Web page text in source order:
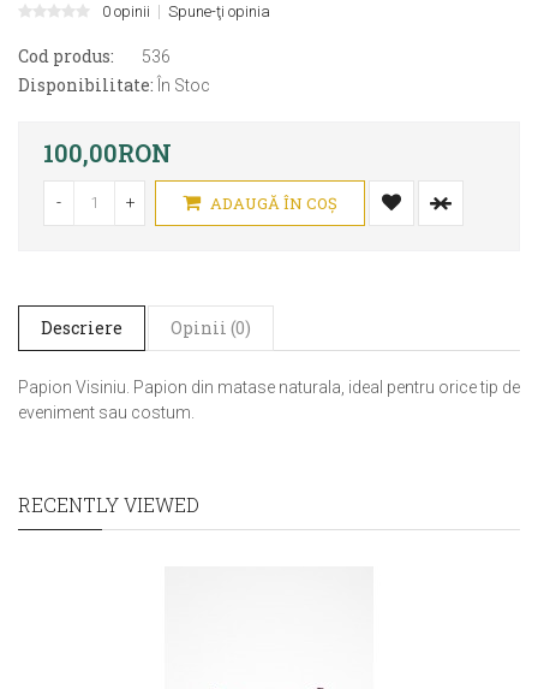
0 opinii Spune-ţi opinia
Cod produs: 536
Disponibilitate: În Stoc
100,00RON
- + ADAUGĂ ÎN COŞ
Descriere Opinii (0)
Papion Visiniu. Papion din matase naturala, ideal pentru orice tip de
eveniment sau costum.
RECENTLY VIEWED